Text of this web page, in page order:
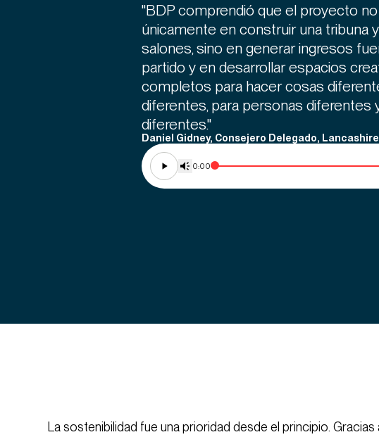
"BDP comprendió que el proyecto
únicamente en construir una tribuna
salones, sino en generar ingresos
partido y en desarrollar espacios
completos para hacer cosas
diferentes, para personas diferentes
diferentes."
Daniel Gidney, Consejero Delegado,
0:00
La sostenibilidad fue una prioridad desde el principio. Gracias